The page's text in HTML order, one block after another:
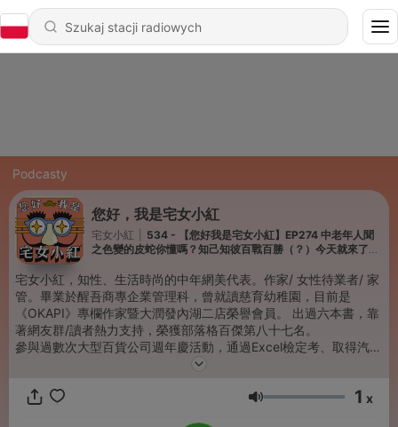
Podcasty
您好，我是宅女小紅
宅女小紅
534 - 【您好我是宅女小紅】EP274 中老年人聞
之色變的皮蛇你懂嗎？知己知彼百戰百勝（？）今天就來了解
宅女小紅，知性、生活時尚的中年網美代表。作家/ 女性待業者/ 家
管。畢業於醒吾商專企業管理科，曾就讀慈育幼稚園，目前是
《OKAPI》專欄作家暨大潤發內湖二店榮譽會員。 出過六本書，靠
著網友群/讀者熱力支持，榮獲部落格百傑第八十七名。
參與過數次大型百貨公司週年慶活動，通過Excel檢定考、取得汽車
駕照，曾參與國際龍舟錦標賽，並屢獲統一發票陸獎殊榮。
《綜藝大集合》拍攝。
Głośność 1 x